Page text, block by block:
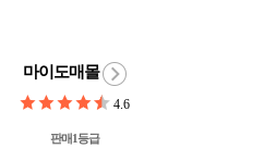
마이도매몰
4.6
판매1등급